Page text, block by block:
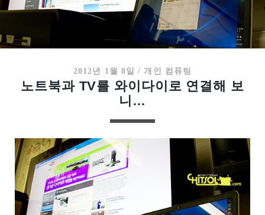
2012년 1월 8일 / 개인 컴퓨팅
노트북과 TV를 와이다이로 연결해 보
니…